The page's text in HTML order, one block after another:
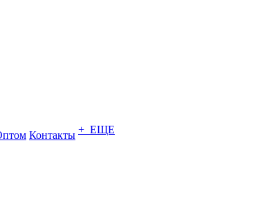
Контакты + ЕЩЕ